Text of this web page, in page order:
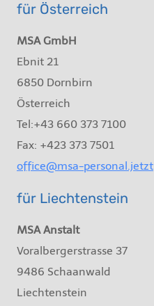
für Österreich
MSA GmbH
Ebnit 21
6850 Dornbirn
Österreich
Tel:+43 660 373 7100
Fax: +423 373 7501
office@msa-personal.jetzt
für Liechtenstein
MSA Anstalt
Voralbergerstrasse 37
9486 Schaanwald
Liechtenstein